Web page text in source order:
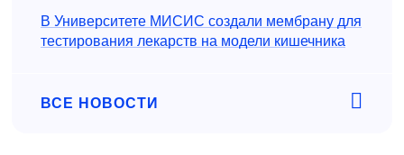
В Университете МИСИС создали мембрану для
тестирования лекарств на модели кишечника
ВСЕ НОВОСТИ